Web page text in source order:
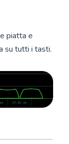
piatta e
su tutti i tasti.